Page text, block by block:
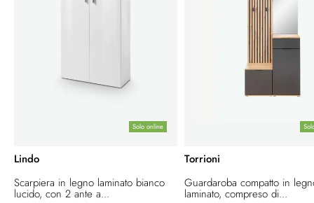
Solo online
Lindo
Scarpiera in legno laminato bianco
lucido, con 2 ante a...
Torrioni
Guardaroba compatto in
laminato, compreso di...